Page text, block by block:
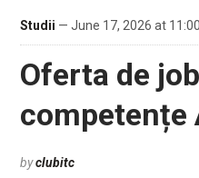
Studii — June 17, 2026 at
Oferta de
competențe
byclubitc